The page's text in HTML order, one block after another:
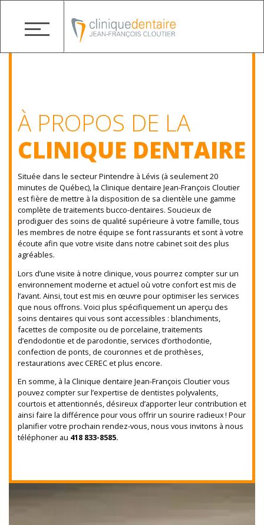
À PROPOS DE LA
CLINIQUE DENTAIRE
Située dans le secteur Pintendre à Lévis (à seulement 20
minutes de Québec), la Clinique dentaire Jean-François Cloutier
est fière de mettre à la disposition de sa clientèle une gamme
complète de traitements bucco-dentaires. Soucieux de
prodiguer des soins de qualité supérieure à votre famille, tous
les membres de notre équipe se font rassurants et sont à votre
écoute afin que votre visite dans notre cabinet soit des plus
agréables.
Lors d’une visite à notre clinique, vous pourrez compter sur un
environnement moderne et actuel où votre confort est mis de
l’avant. Ainsi, tout est mis en œuvre pour optimiser les services
que nous offrons. Voici plus spécifiquement un aperçu des
soins dentaires qui vous sont accessibles : blanchiments,
facettes de composite ou de porcelaine, traitements
d’endodontie et de parodontie, services d’orthodontie,
confection de ponts, de couronnes et de prothèses,
restaurations avec CEREC et plus encore.
En somme, à la Clinique dentaire Jean-François Cloutier vous
pouvez compter sur l’expertise de dentistes polyvalents,
courtois et attentionnés, désireux d’apporter leur contribution et
ainsi faire la différence pour vous offrir un sourire radieux ! Pour
planifier votre prochain rendez-vous, nous vous invitons à nous
téléphoner au 418 833-8585.